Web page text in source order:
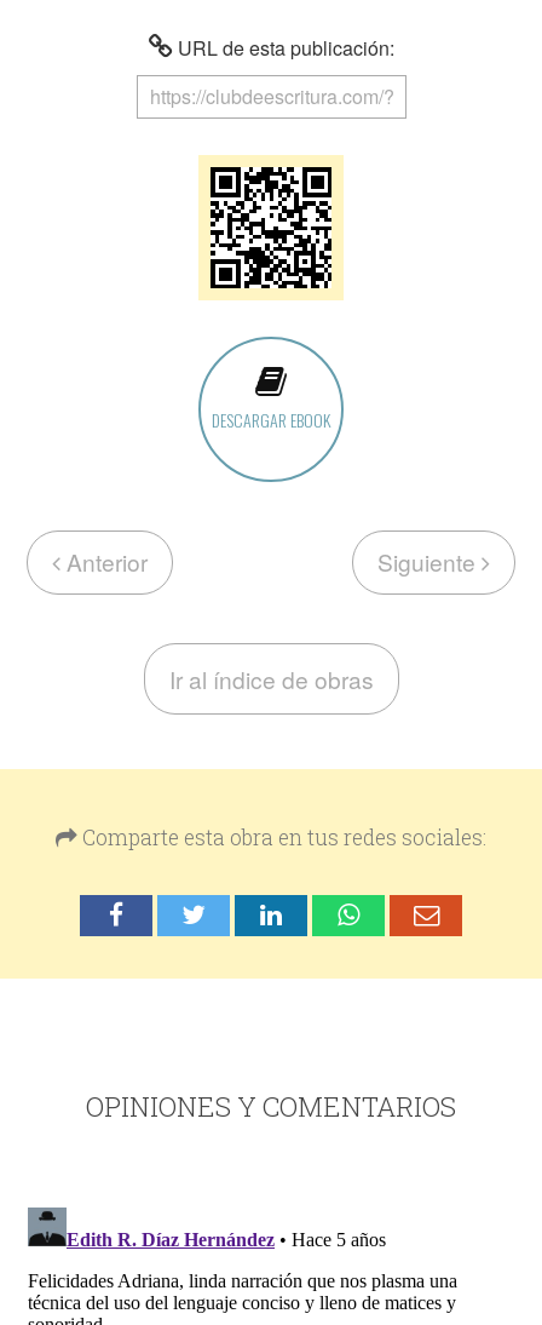
URL de esta publicación:
DESCARGAR EBOOK
Anterior Siguiente
Ir al índice de obras
Comparte esta obra en tus redes sociales:
OPINIONES Y COMENTARIOS